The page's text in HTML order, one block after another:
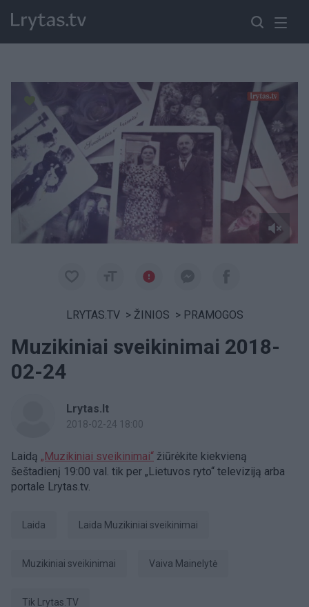
Paremkite Ukrainą
LRYTAS.TV > ŽINIOS > PRAMOGOS
Muzikiniai sveikinimai 2018-
02-24
Lrytas.lt
2018-02-24 18:00
Laidą „Muzikiniai sveikinimai“ žiūrėkite kiekvieną
šeštadienį 19:00 val. tik per „Lietuvos ryto“ televiziją arba
portale Lrytas.tv.
laida Laida Muzikiniai sveikinimai
Muzikiniai sveikinimai Vaiva Mainelytė
tik Lrytas.TV